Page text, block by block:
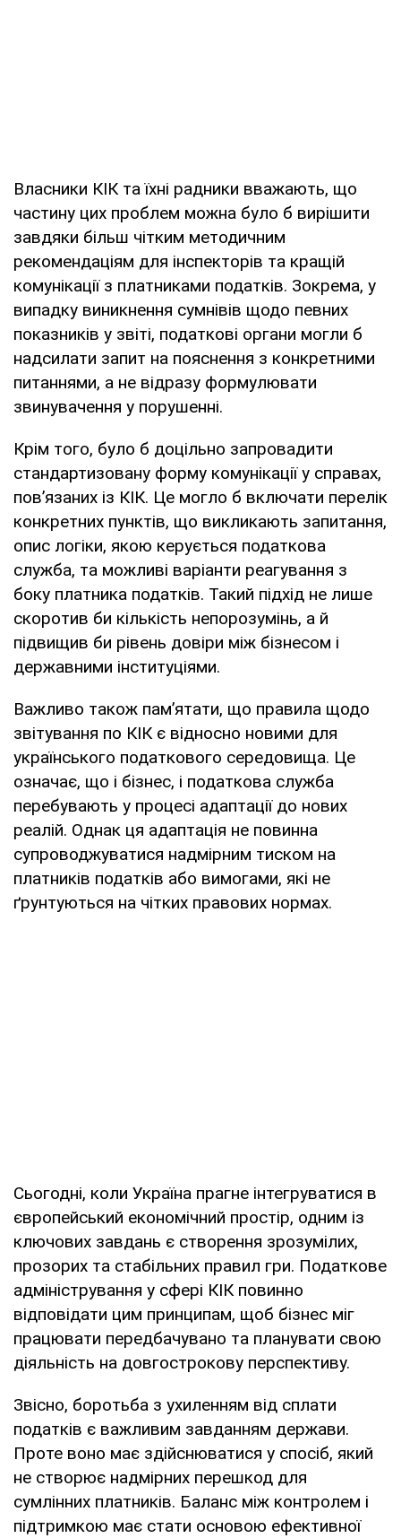
Власники КІК та їхні радники вважають, що
частину цих проблем можна було б вирішити
завдяки більш чітким методичним
рекомендаціям для інспекторів та кращій
комунікації з платниками податків. Зокрема, у
випадку виникнення сумнівів щодо певних
показників у звіті, податкові органи могли б
надсилати запит на пояснення з конкретними
питаннями, а не відразу формулювати
звинувачення у порушенні.
Крім того, було б доцільно запровадити
стандартизовану форму комунікації у справах,
пов’язаних із КІК. Це могло б включати перелік
конкретних пунктів, що викликають запитання,
опис логіки, якою керується податкова
служба, та можливі варіанти реагування з
боку платника податків. Такий підхід не лише
скоротив би кількість непорозумінь, а й
підвищив би рівень довіри між бізнесом і
державними інституціями.
Важливо також пам’ятати, що правила щодо
звітування по КІК є відносно новими для
українського податкового середовища. Це
означає, що і бізнес, і податкова служба
перебувають у процесі адаптації до нових
реалій. Однак ця адаптація не повинна
супроводжуватися надмірним тиском на
платників податків або вимогами, які не
ґрунтуються на чітких правових нормах.
Сьогодні, коли Україна прагне інтегруватися в
європейський економічний простір, одним із
ключових завдань є створення зрозумілих,
прозорих та стабільних правил гри. Податкове
адміністрування у сфері КІК повинно
відповідати цим принципам, щоб бізнес міг
працювати передбачувано та планувати свою
діяльність на довгострокову перспективу.
Звісно, боротьба з ухиленням від сплати
податків є важливим завданням держави.
Проте воно має здійснюватися у спосіб, який
не створює надмірних перешкод для
сумлінних платників. Баланс між контролем і
підтримкою має стати основою ефективної